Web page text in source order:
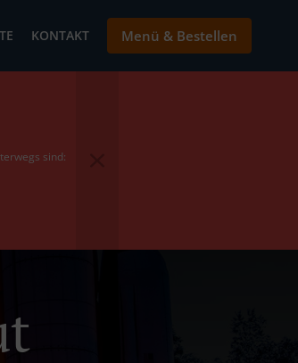
KONTAKT Menü & Bestellen
sind: